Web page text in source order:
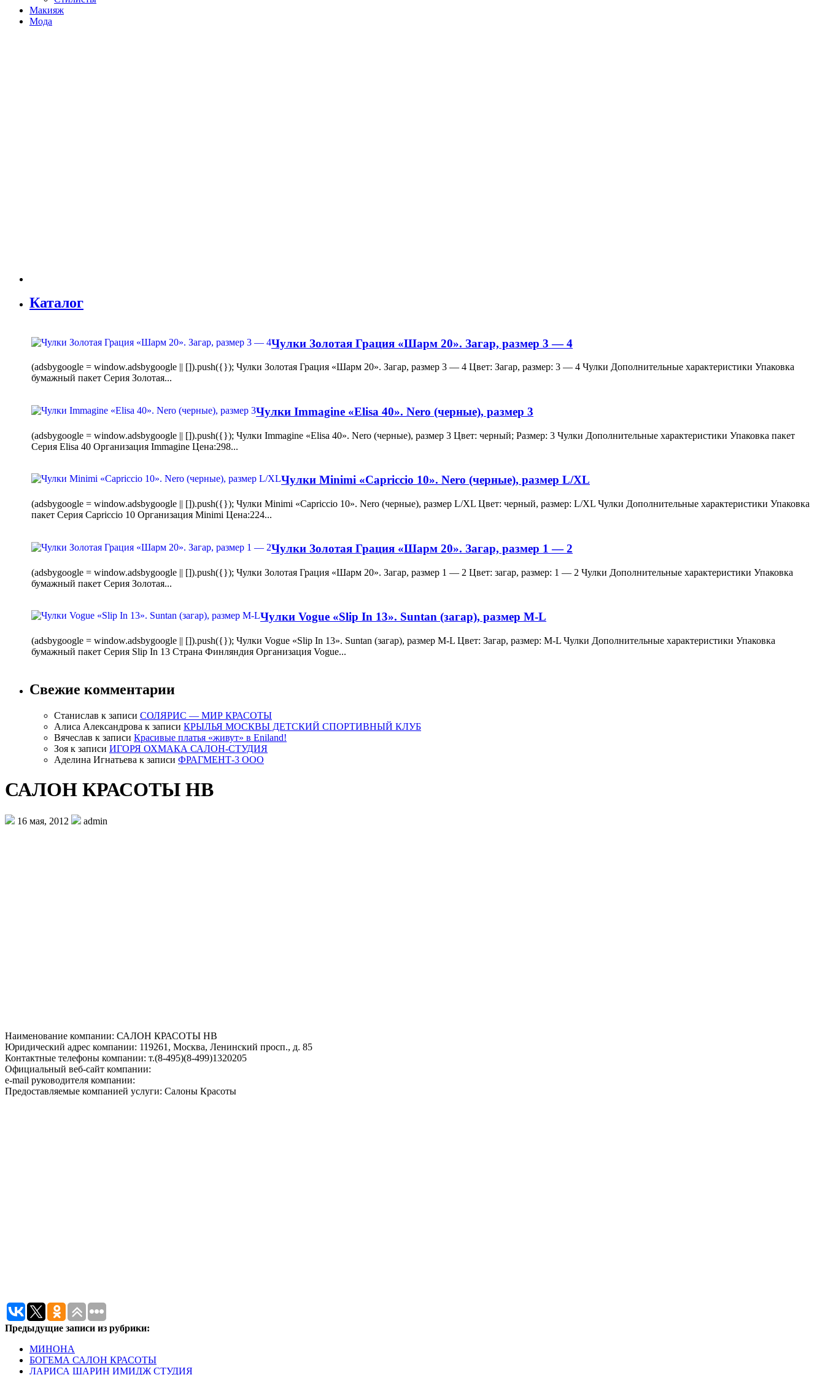
Макияж
Мода
Каталог
Чулки Золотая Грация «Шарм 20». Загар, размер 3 — 4
(adsbygoogle = window.adsbygoogle || []).push({}); Чулки Золотая Грация «Шарм 20». Загар, размер 3 — 4 Цвет: Загар, размер: 3 — 4 Чулки Дополнительные характеристики Упаковка
бумажный пакет Серия Золотая...
Чулки Immagine «Elisa 40». Nero (черные), размер 3
(adsbygoogle = window.adsbygoogle || []).push({}); Чулки Immagine «Elisa 40». Nero (черные), размер 3 Цвет: черный; Размер: 3 Чулки Дополнительные характеристики Упаковка пакет
Серия Elisa 40 Организация Immagine Цена:298...
Чулки Minimi «Capriccio 10». Nero (черные), размер L/XL
(adsbygoogle = window.adsbygoogle || []).push({}); Чулки Minimi «Capriccio 10». Nero (черные), размер L/XL Цвет: черный, размер: L/XL Чулки Дополнительные характеристики Упаковка
пакет Серия Capriccio 10 Организация Minimi Цена:224...
Чулки Золотая Грация «Шарм 20». Загар, размер 1 — 2
(adsbygoogle = window.adsbygoogle || []).push({}); Чулки Золотая Грация «Шарм 20». Загар, размер 1 — 2 Цвет: загар, размер: 1 — 2 Чулки Дополнительные характеристики Упаковка
бумажный пакет Серия Золотая...
Чулки Vogue «Slip In 13». Suntan (загар), размер M-L
(adsbygoogle = window.adsbygoogle || []).push({}); Чулки Vogue «Slip In 13». Suntan (загар), размер M-L Цвет: Загар, размер: M-L Чулки Дополнительные характеристики Упаковка
бумажный пакет Серия Slip In 13 Страна Финляндия Организация Vogue...
Свежие комментарии
Станислав к записи СОЛЯРИС — МИР КРАСОТЫ
Алиса Александрова к записи КРЫЛЬЯ МОСКВЫ ДЕТСКИЙ СПОРТИВНЫЙ КЛУБ
Вячеслав к записи Красивые платья «живут» в Eniland!
Зоя к записи ИГОРЯ ОХМАКА САЛОН-СТУДИЯ
Аделина Игнатьева к записи ФРАГМЕНТ-3 ООО
САЛОН КРАСОТЫ НВ
16 мая, 2012 admin
Наименование компании: САЛОН КРАСОТЫ НВ
Юридический адрес компании: 119261, Москва, Ленинский просп., д. 85
Контактные телефоны компании: т.(8-495)(8-499)1320205
Официальный веб-сайт компании:
e-mail руководителя компании:
Предоставляемые компанией услуги: Салоны Красоты
Предыдущие записи из рубрики:
МИНОНА
БОГЕМА САЛОН КРАСОТЫ
ЛАРИСА ШАРИН ИМИДЖ СТУДИЯ